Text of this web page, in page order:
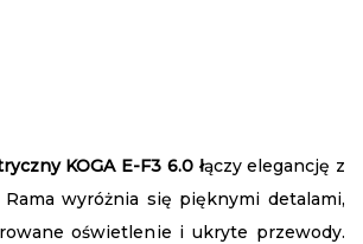
KOGA E-F3 6.0 łączy elegancję z
wyróżnia się pięknymi detalami,
oświetlenie i ukryte przewody.